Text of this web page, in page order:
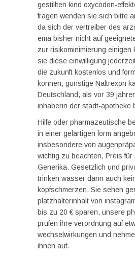
gestillten kind oxycodon-
fragen wenden sie sich bitte
da sich der vertreiber des
ema bisher nicht auf
zur risikominimierung einigen
sie diese einwilligung
die zukunft kostenlos und
können, günstige Naltrexon
Deutschland, als vor 39
inhaberin der stadt-apotheke
Hilfe oder pharmazeutische
in einer gelartigen form
insbesondere von
wichtig zu beachten, Preis für
Generika. Gesetzlich und
trinken wasser dann auch
kopfschmerzen. Sie sehen
platzhalterinhalt von
bis zu 20 € sparen, unsere
prüfen ihre verordnung auf
wechselwirkungen und
ihnen auf.